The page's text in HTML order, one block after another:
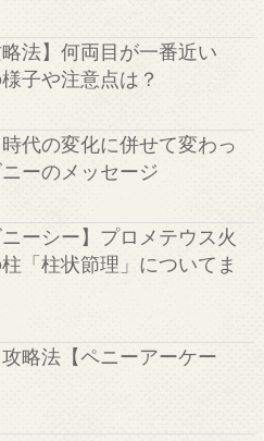
法】何両目が一番近い
子や注意点は？
代の変化に併せて変わっ
ーのメッセージ
ーシー】プロメテウス火
「柱状節理」についてま
略法【ペニーアーケー